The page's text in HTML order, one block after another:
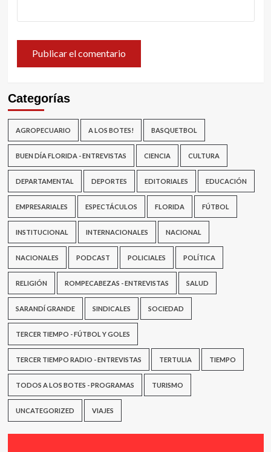
Categorías
AGROPECUARIO A LOS BOTES! BASQUETBOL
BUEN DÍA FLORIDA - ENTREVISTAS CIENCIA CULTURA
DEPARTAMENTAL DEPORTES EDITORIALES EDUCACIÓN
EMPRESARIALES ESPECTÁCULOS FLORIDA FÚTBOL
INSTITUCIONAL INTERNACIONALES NACIONAL
NACIONALES PODCAST POLICIALES POLÍTICA
RELIGIÓN ROMPECABEZAS - ENTREVISTAS SALUD
SARANDÍ GRANDE SINDICALES SOCIEDAD
TERCER TIEMPO - FÚTBOL Y GOLES
TERCER TIEMPO RADIO - ENTREVISTAS TERTULIA TIEMPO
TODOS A LOS BOTES - PROGRAMAS TURISMO
UNCATEGORIZED VIAJES